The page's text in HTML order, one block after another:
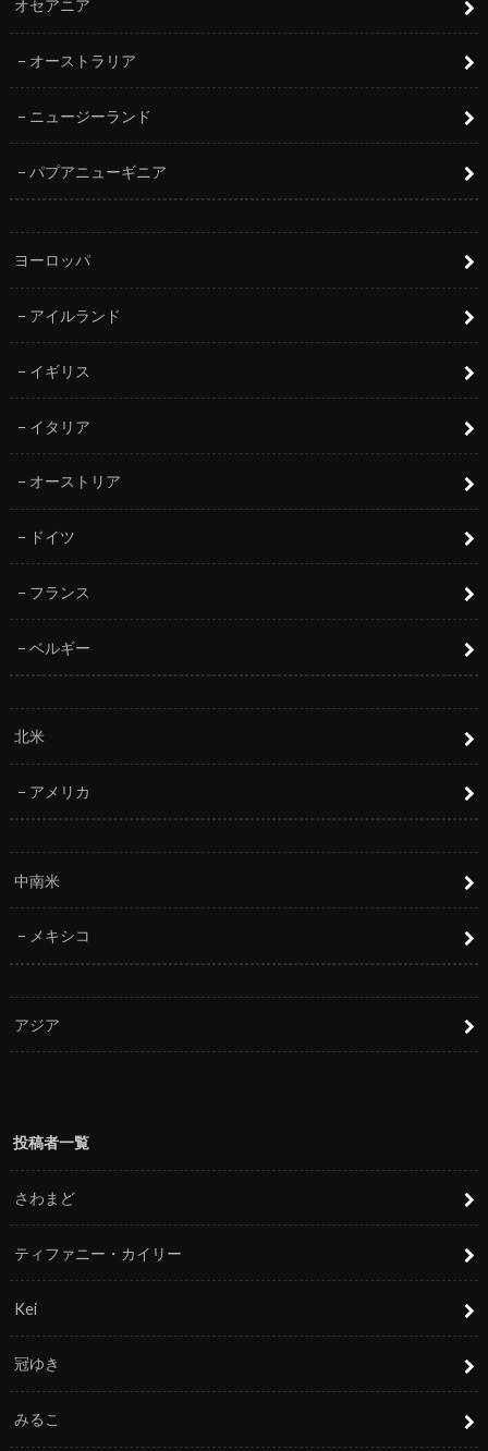
オセアニア
オーストラリア
ニュージーランド
パプアニューギニア
ヨーロッパ
アイルランド
イギリス
イタリア
オーストリア
ドイツ
フランス
ベルギー
北米
アメリカ
中南米
メキシコ
アジア
投稿者一覧
さわまど
ティファニー・カイリー
Kei
冠ゆき
みるこ